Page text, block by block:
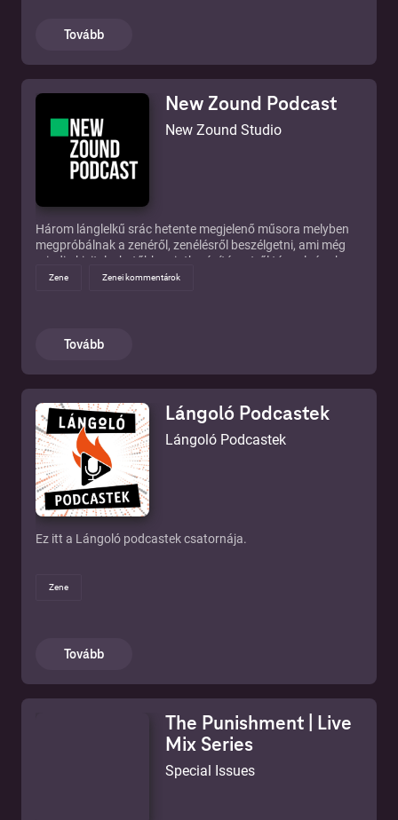
Tovább
New Zound Podcast
New Zound Studio
Három lánglelkű srác hetente megjelenő műsora melyben
megpróbálnak a zenéről, zenélésről beszélgetni, ami még
mindig kivitelezhetőbb, mintha építészetről táncolnának.
Önjelölt véleményvezérek akik tévedhetetlenek, csak a
Zene Zenei kommentárok
Tovább
Lángoló Podcastek
Lángoló Podcastek
Ez itt a Lángoló podcastek csatornája.
Zene
Tovább
The Punishment | Live
Mix Series
Special Issues